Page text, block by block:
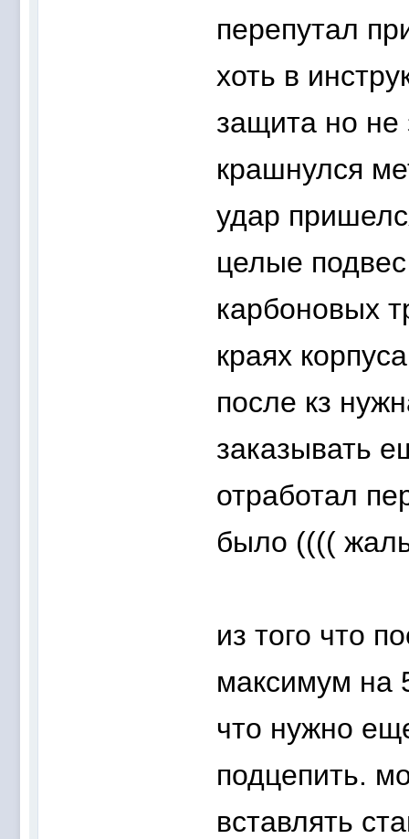
перепутал
хоть в
защита но не
крашнулся
удар
целые
карбоновых
краях
после кз
заказывать
отработал
было ((((
из того что
максимум на
что нужно
подцепить.
вставлять